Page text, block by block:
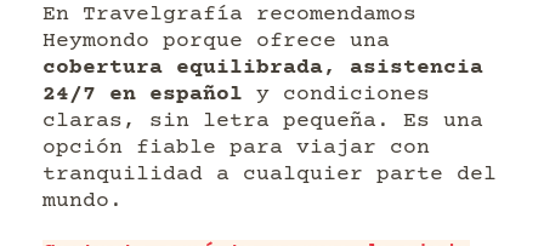
En Travelgrafía recomendamos
Heymondo porque ofrece una
cobertura equilibrada, asistencia
24/7 en español y condiciones
claras, sin letra pequeña. Es una
opción fiable para viajar con
tranquilidad a cualquier parte del
mundo.